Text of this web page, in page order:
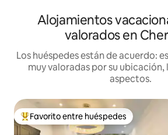
Alojamientos
valorados en
Los huéspedes están de acuerdo:
muy valoradas por su
aspectos.
Favorito entre huéspedes preferido
Favorito entre huéspedes